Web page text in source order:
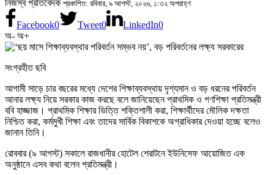
নিজস্ব প্রতিবেদক প্রকাশিত: রবিবার, ৯ আগস্ট, ২০২৬, ১:৩২ অপরাহ্ণ
Facebook0 Tweet0 LinkedIn0
অ- অ+
সংগ্রহীত ছবি
আগামী সাড়ে চার বছরের মধ্যে দেশের শিক্ষাব্যবস্থায় দৃশ্যমান ও বড় ধরনের পরিবর্তন
আনার লক্ষ্য নিয়ে সরকার কাজ করছে বলে জানিয়েছেন প্রাথমিক ও গণশিক্ষা প্রতিমন্ত্রী
ববি হাজ্জাজ। প্রাথমিক শিক্ষার ভিত্তি শক্তিশালী করা, শিক্ষার্থীদের মৌলিক দক্ষতা
নিশ্চিত করা, কর্মমুখী শিক্ষা এবং তাদের সার্বিক বিকাশকে অগ্রাধিকার দেওয়া হচ্ছে বলেও
জানান তিনি।
রোববার (৯ আগস্ট) সকালে রাজধানীর হোটেল শেরাটনে ইউনিসেফ আয়োজিত এক
অনুষ্ঠানে এসব কথা বলেন প্রতিমন্ত্রী।